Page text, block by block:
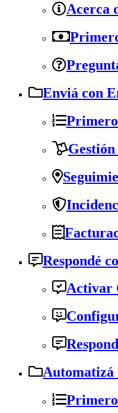
Acerca
Enviá con
Gestión
Respondé
Activar
Automatizá